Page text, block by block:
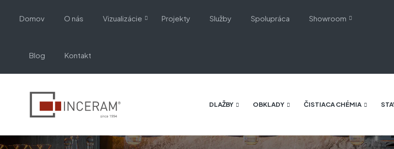
Domov O nás Vizualizácie Projekty Služby Spolupráca Showroom
Blog Kontakt
DLAŽBY OBKLADY ČISTIACA CHÉMIA